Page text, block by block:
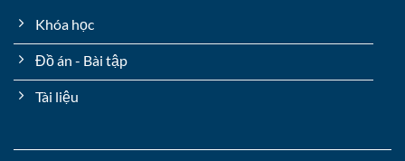
Khóa học
Đồ án - Bài tập
Tài liệu